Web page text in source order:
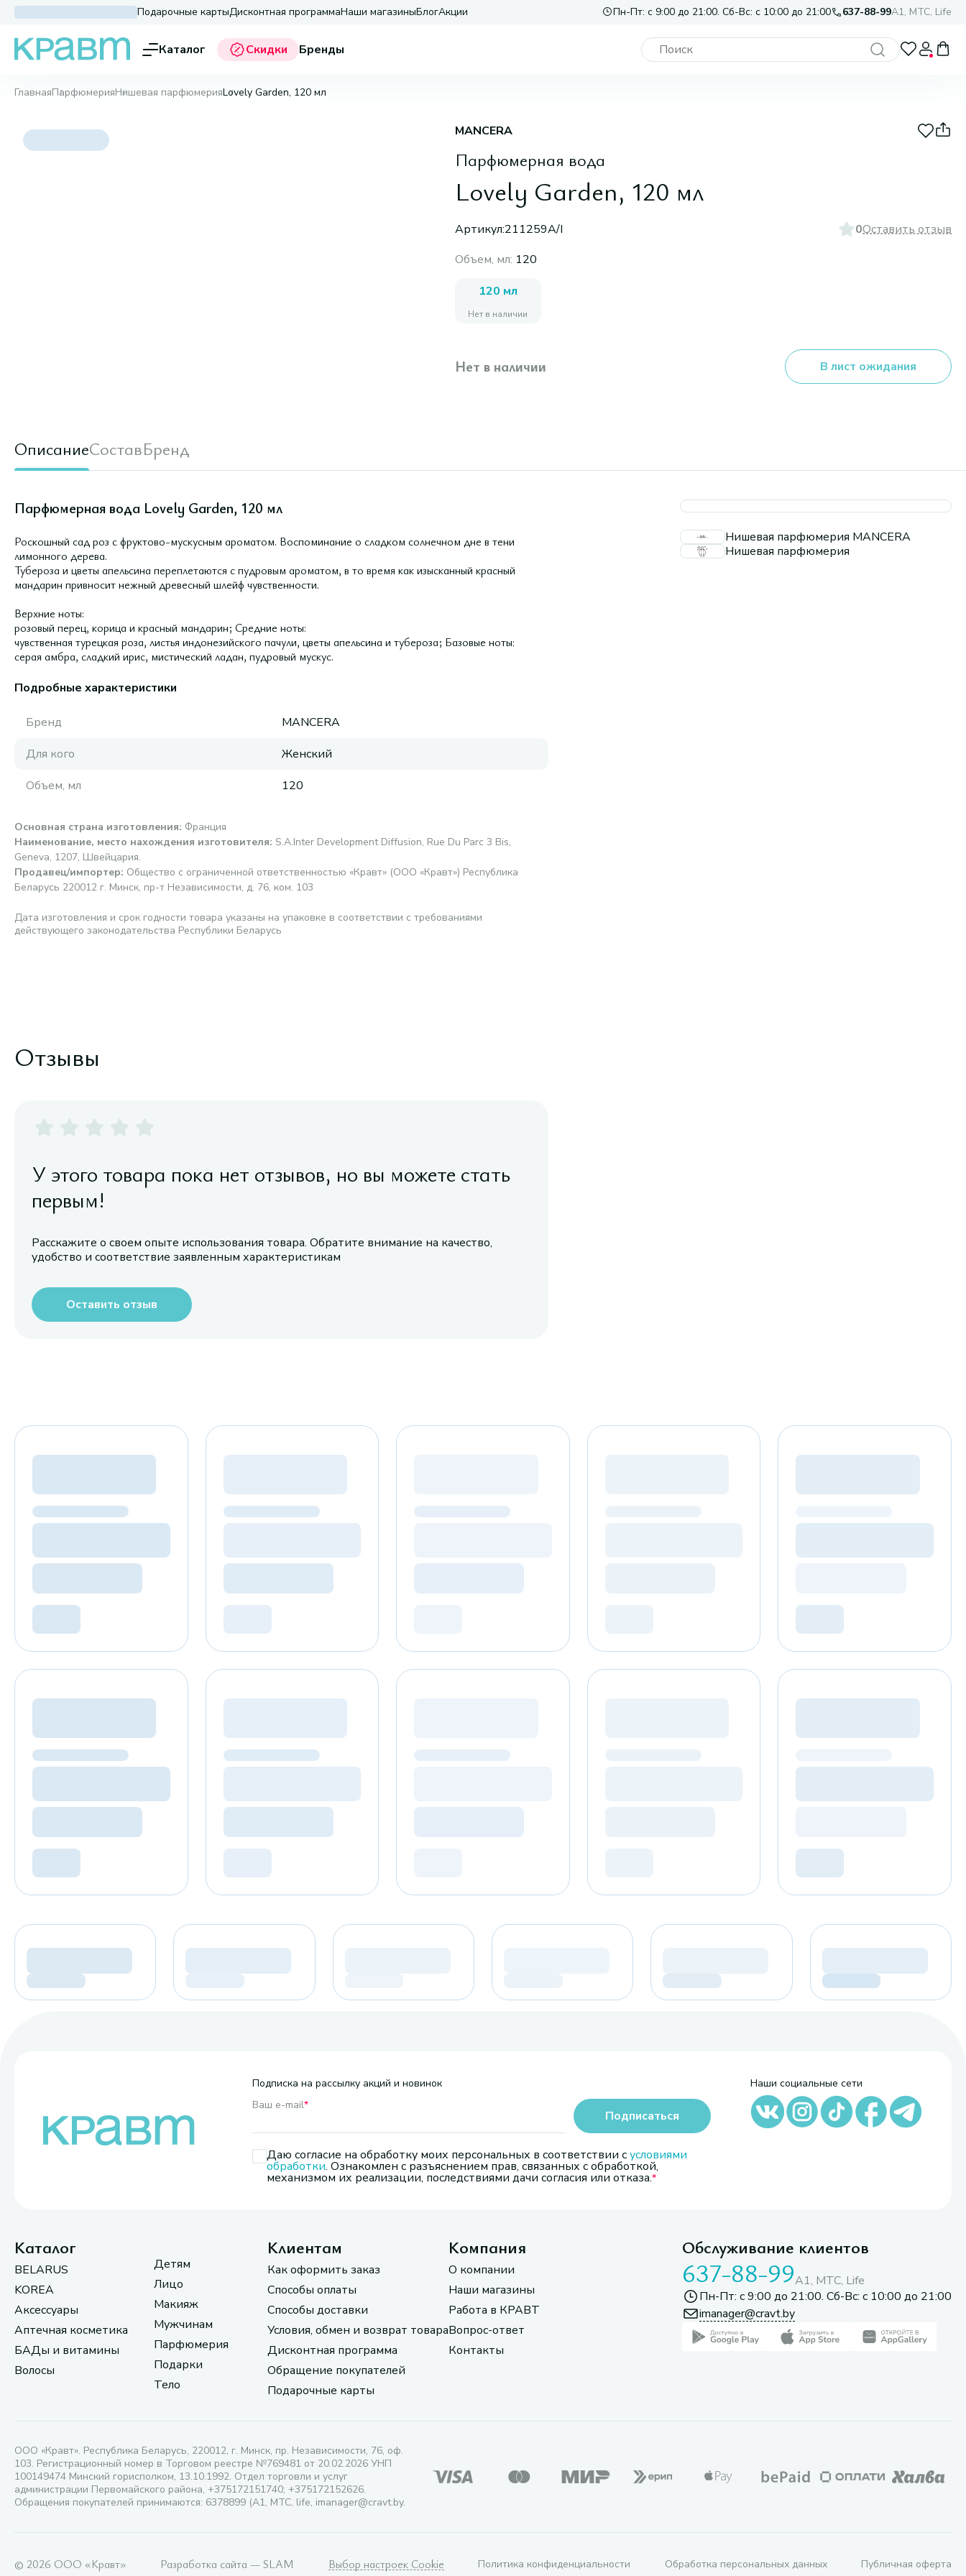
Подарочные картыДисконтная программаНаши магазиныБлогАкции Пн-Пт: с 9:00 до 21:00. Сб-Вс: с 10:00 до 21:00 637-88-99A1, МТС, Life
Каталог Скидки Бренды
ГлавнаяПарфюмерияНишевая парфюмерияLovely Garden, 120 мл
MANCERA
Парфюмерная вода
Lovely Garden, 120 мл
Артикул:211259A/I 0Оставить отзыв
Объем, мл: 120
120 мл
Нет в наличии
Нет в наличии В лист ожидания
ОписаниеСоставБренд
Парфюмерная вода Lovely Garden, 120 мл
Роскошный сад роз с фруктово-мускусным ароматом. Воспоминание о сладком солнечном дне в тени
лимонного дерева.
Тубероза и цветы апельсина переплетаются с пудровым ароматом, в то время как изысканный красный
мандарин привносит нежный древесный шлейф чувственности.
Верхние ноты:
розовый перец, корица и красный мандарин; Средние ноты:
чувственная турецкая роза, листья индонезийского пачули, цветы апельсина и тубероза; Базовые ноты:
серая амбра, сладкий ирис, мистический ладан, пудровый мускус.
Подробные характеристики
Бренд
MANCERA
Для кого
Женский
Объем, мл
120
Основная страна изготовления: Франция
Наименование, место нахождения изготовителя: S.A.Inter Development Diffusion, Rue Du Parc 3 Bis,
Geneva, 1207, Швейцария.
Продавец/импортер: Общество с ограниченной ответственностью «Кравт» (ООО «Кравт») Республика
Беларусь 220012 г. Минск, пр-т Независимости, д. 76, ком. 103
Дата изготовления и срок годности товара указаны на упаковке в соответствии с требованиями
действующего законодательства Республики Беларусь
Нишевая парфюмерия MANCERA
Нишевая парфюмерия
Отзывы
У этого товара пока нет отзывов, но вы можете стать
первым!
Расскажите о своем опыте использования товара. Обратите внимание на качество,
удобство и соответствие заявленным характеристикам
Оставить отзыв
Подписка на рассылку акций и новинок
Ваш e-mail*
Даю согласие на обработку моих персональных в соответствии сусловиями
обработки. Ознакомлен с разъяснением прав, связанных с обработкой,
механизмом их реализации, последствиями дачи согласия или отказа.
Подписаться
Наши социальные сети
Каталог
BELARUS
KOREA
Аксессуары
Аптечная косметика
БАДы и витамины
Волосы
Детям
Лицо
Макияж
Мужчинам
Парфюмерия
Подарки
Тело
Клиентам
Как оформить заказ
Способы оплаты
Способы доставки
Условия, обмен и возврат товара
Дисконтная программа
Обращение покупателей
Подарочные карты
Компания
О компании
Наши магазины
Работа в КРАВТ
Вопрос-ответ
Контакты
Обслуживание клиентов
637-88-99A1, МТС, Life
Пн-Пт: с 9:00 до 21:00. Сб-Вс: с 10:00 до 21:00
imanager@cravt.by
ООО «Кравт». Республика Беларусь, 220012, г. Минск, пр. Независимости, 76, оф.
103. Регистрационный номер в Торговом реестре №769481 от 20.02.2026 УНП
100149474 Минский горисполком, 13.10.1992. Отдел торговли и услуг
администрации Первомайского района, +375172151740; +375172152626.
Обращения покупателей принимаются: 6378899 (А1, МТС, life, imanager@cravt.by.
© 2026 ООО «Кравт» Разработка сайта — SLAM Выбор настроек Cookie Политика конфиденциальности Обработка персональных данных Публичная оферта